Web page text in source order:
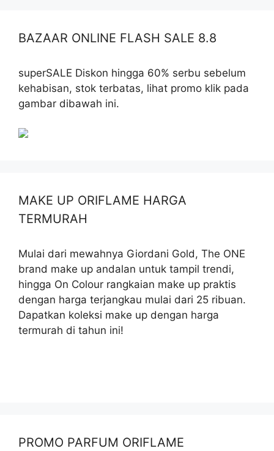
BAZAAR ONLINE FLASH SALE 8.8
superSALE Diskon hingga 60% serbu sebelum
kehabisan, stok terbatas, lihat promo klik pada
gambar dibawah ini.
MAKE UP ORIFLAME HARGA
TERMURAH
Mulai dari mewahnya Giordani Gold, The ONE
brand make up andalan untuk tampil trendi,
hingga On Colour rangkaian make up praktis
dengan harga terjangkau mulai dari 25 ribuan.
Dapatkan koleksi make up dengan harga
termurah di tahun ini!
PROMO PARFUM ORIFLAME